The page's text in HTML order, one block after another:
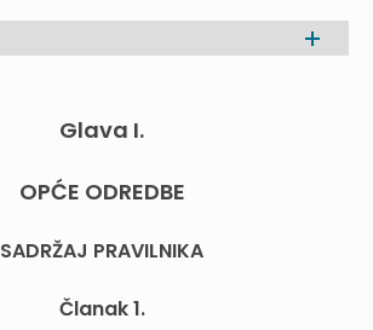
Glava I.
OPĆE ODREDBE
SADRŽAJ PRAVILNIKA
Članak 1.